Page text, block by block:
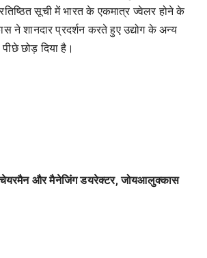
सूची में भारत के एकमात्र ज्वेलर होने के
ने शानदार प्रदर्शन करते हुए उद्योग के अन्य
पीछे छोड़ दिया है।
और मैनेजिंग डयरेक्टर, जोयआलुक्कास